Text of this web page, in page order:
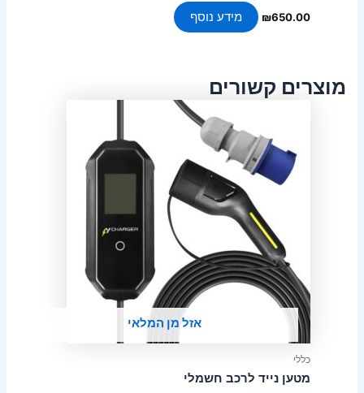
₪650.00 מידע נוסף
מוצרים קשורים
אזל מן המלאי
כללי
מטען נייד לרכב חשמלי